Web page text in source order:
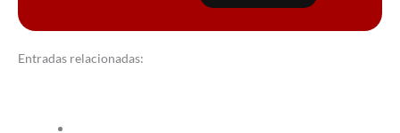
Entradas relacionadas: